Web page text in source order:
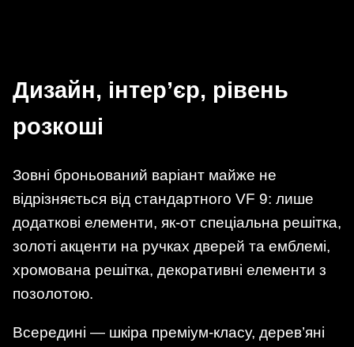
Дизайн, інтер’єр, рівень
розкоші
Зовні броньований варіант майже не
відрізняється від стандартного VF 9: лише
додаткові елементи, як-от спеціальна решітка,
золоті акценти на ручках дверей та емблемі,
хромована решітка, декоративні елементи з
позолотою.
Всередині — шкіра преміум-класу, дерев’яні